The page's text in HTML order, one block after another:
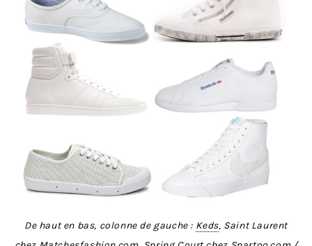
De haut en bas, colonne de gauche : Keds, Saint Laurent